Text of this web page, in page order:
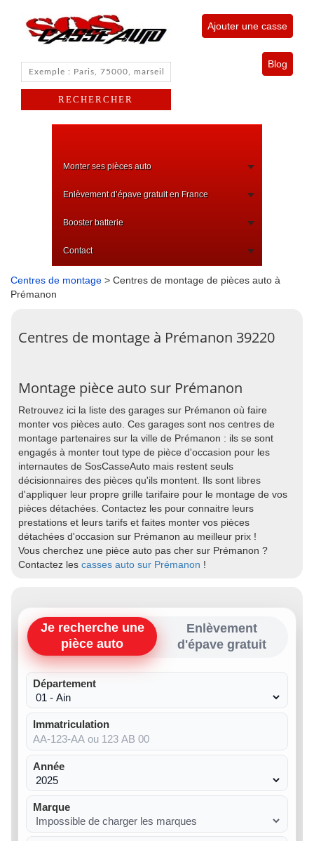
Ajouter une casse
Blog
Monter ses pièces auto
Enlèvement d’épave gratuit en France
Booster batterie
Contact
Centres de montage > Centres de montage de pièces auto à
Prémanon
Centres de montage à Prémanon 39220
Montage pièce auto sur Prémanon
Retrouvez ici la liste des garages sur Prémanon où faire
monter vos pièces auto. Ces garages sont nos centres de
montage partenaires sur la ville de Prémanon : ils se sont
engagés à monter tout type de pièce d'occasion pour les
internautes de SosCasseAuto mais restent seuls
décisionnaires des pièces qu'ils montent. Ils sont libres
d'appliquer leur propre grille tarifaire pour le montage de vos
pièces détachées. Contactez les pour connaitre leurs
prestations et leurs tarifs et faites monter vos pièces
détachées d'occasion sur Prémanon au meilleur prix !
Vous cherchez une pièce auto pas cher sur Prémanon ?
Contactez les casses auto sur Prémanon !
Je recherche une
pièce auto
Enlèvement
d'épave gratuit
Département
Immatriculation
Année
Marque